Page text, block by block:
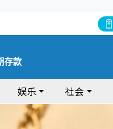
存款
娱乐 社会